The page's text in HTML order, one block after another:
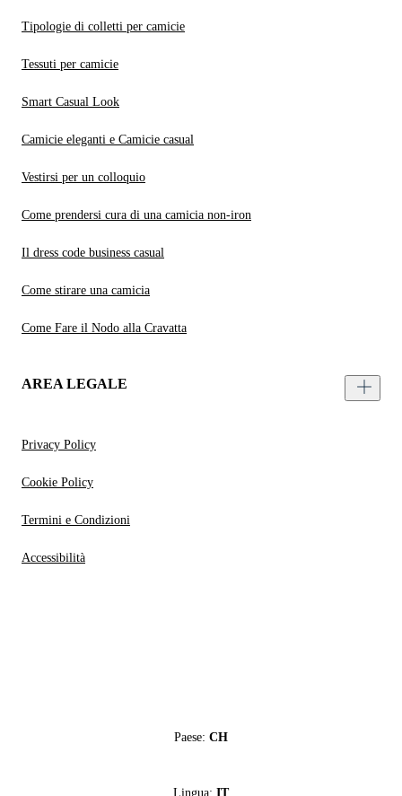
Tipologie di colletti per camicie
Tessuti per camicie
Smart Casual Look
Camicie eleganti e Camicie casual
Vestirsi per un colloquio
Come prendersi cura di una camicia non-iron
Il dress code business casual
Come stirare una camicia
Come Fare il Nodo alla Cravatta
AREA LEGALE
Privacy Policy
Cookie Policy
Termini e Condizioni
Accessibilità
Paese: CH
Lingua: IT